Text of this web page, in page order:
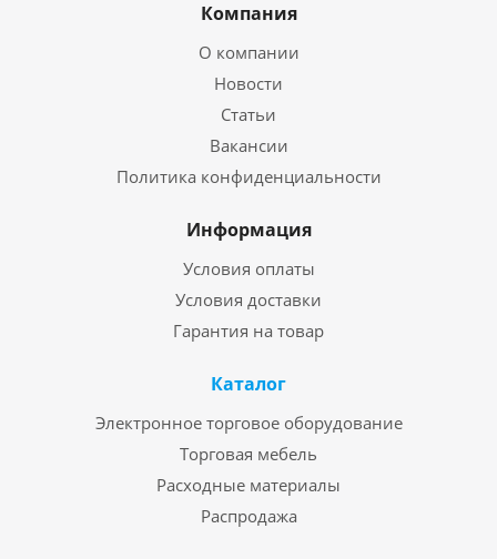
Компания
О компании
Новости
Статьи
Вакансии
Политика конфиденциальности
Информация
Условия оплаты
Условия доставки
Гарантия на товар
Каталог
Электронное торговое оборудование
Торговая мебель
Расходные материалы
Распродажа